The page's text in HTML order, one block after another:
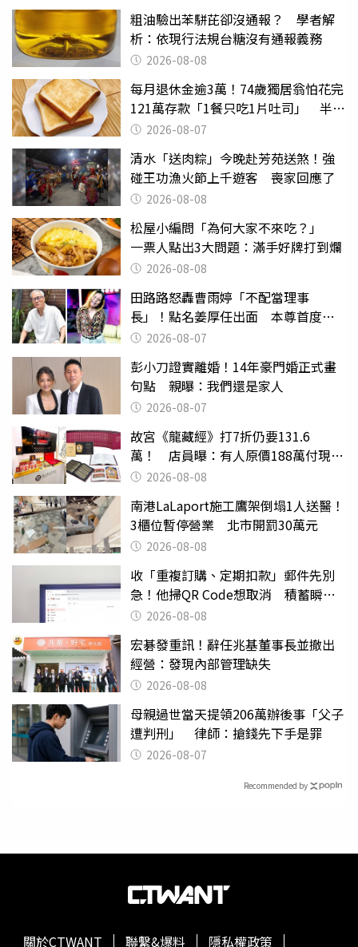
粗油驗出苯駢芘卻沒通報？ 學者解
析：依現行法規台糖沒有通報義務
2026-08-08
每月退休金逾3萬！74歲獨居翁怕花完
121萬存款「1餐只吃1片吐司」 半年
後暴瘦嚇壞女兒
2026-08-07
清水「送肉粽」今晚赴芳苑送煞！強
碰王功漁火節上千遊客 喪家回應了
2026-08-08
松屋小編問「為何大家不來吃？」
一票人點出3大問題：滿手好牌打到爛
2026-08-08
田路路怒轟曹雨婷「不配當理事
長」！點名姜厚任出面 本尊首度回
應了2026-08-07
彭小刀證實離婚！14年豪門婚正式畫
句點 親曝：我們還是家人
2026-08-07
故宮《龍藏經》打7折仍要131.6
萬！ 店員曝：有人原價188萬付現購
買 2026-08-08
南港LaLaport施工鷹架倒塌1人送醫！
3櫃位暫停營業 北市開罰30萬元
2026-08-08
收「重複訂購、定期扣款」郵件先別
急！他掃QR Code想取消 積蓄瞬間
蒸發2026-08-08
宏碁發重訊！辭任兆基董事長並撤出
經營：發現內部管理缺失
2026-08-08
母親過世當天提領206萬辦後事「父子
遭判刑」 律師：搶錢先下手是罪
2026-08-07
Recommended by
關於CTWANT 聯繫&爆料 隱私權政策